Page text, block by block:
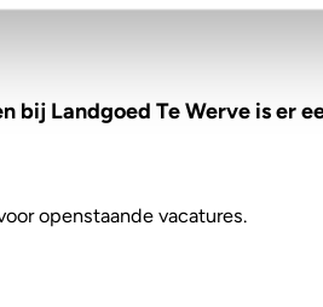
bij Landgoed Te Werve is er
openstaande vacatures.